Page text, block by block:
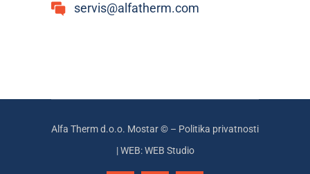
servis@alfatherm.com
Alfa Therm d.o.o. Mostar © – Politika privatnosti
|WEB: WEB Studio